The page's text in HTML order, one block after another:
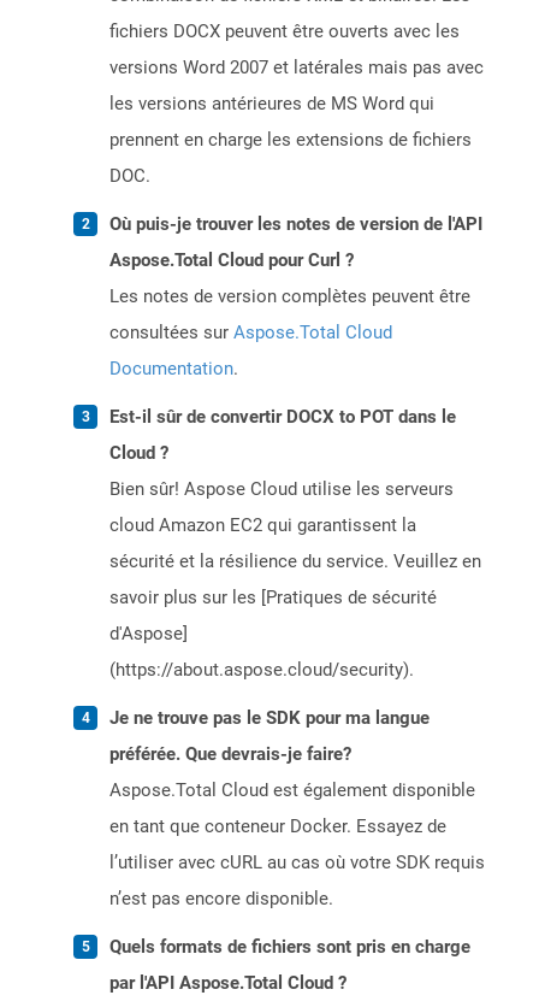
fichiers DOCX peuvent être ouverts avec les
versions Word 2007 et latérales mais pas avec
les versions antérieures de MS Word qui
prennent en charge les extensions de fichiers
DOC.
Où puis-je trouver les notes de version de l'API
Aspose.Total Cloud pour Curl ?
Les notes de version complètes peuvent être
consultées sur Aspose.Total Cloud
Documentation.
Est-il sûr de convertir DOCX to POT dans le
Cloud ?
Bien sûr! Aspose Cloud utilise les serveurs
cloud Amazon EC2 qui garantissent la
sécurité et la résilience du service. Veuillez en
savoir plus sur les [Pratiques de sécurité
d'Aspose]
(https://about.aspose.cloud/security).
Je ne trouve pas le SDK pour ma langue
préférée. Que devrais-je faire?
Aspose.Total Cloud est également disponible
en tant que conteneur Docker. Essayez de
l’utiliser avec cURL au cas où votre SDK requis
n’est pas encore disponible.
Quels formats de fichiers sont pris en charge
par l'API Aspose.Total Cloud ?